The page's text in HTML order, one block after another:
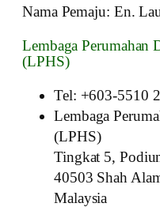
Nama Pemaju: En.
Lembaga Perumahan
(LPHS)
Tel: +603-5510
Lembaga
(LPHS)
Tingkat 5,
40503 Shah
Malaysia